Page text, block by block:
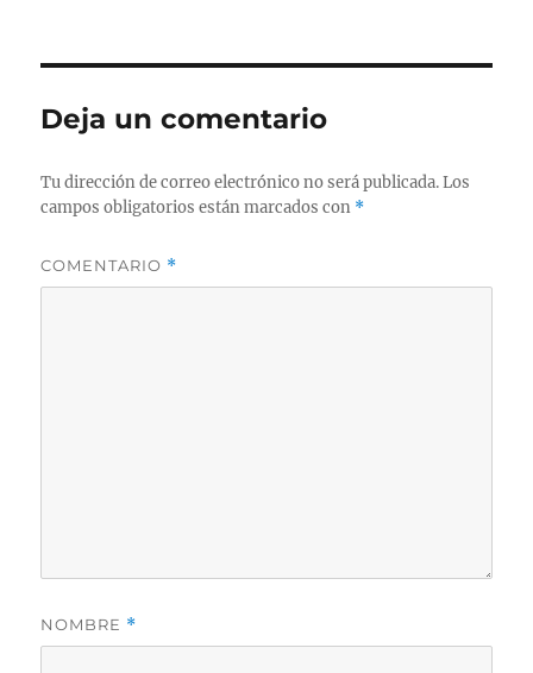
Deja un comentario
Tu dirección de correo electrónico no será publicada. Los
campos obligatorios están marcados con *
COMENTARIO *
NOMBRE *